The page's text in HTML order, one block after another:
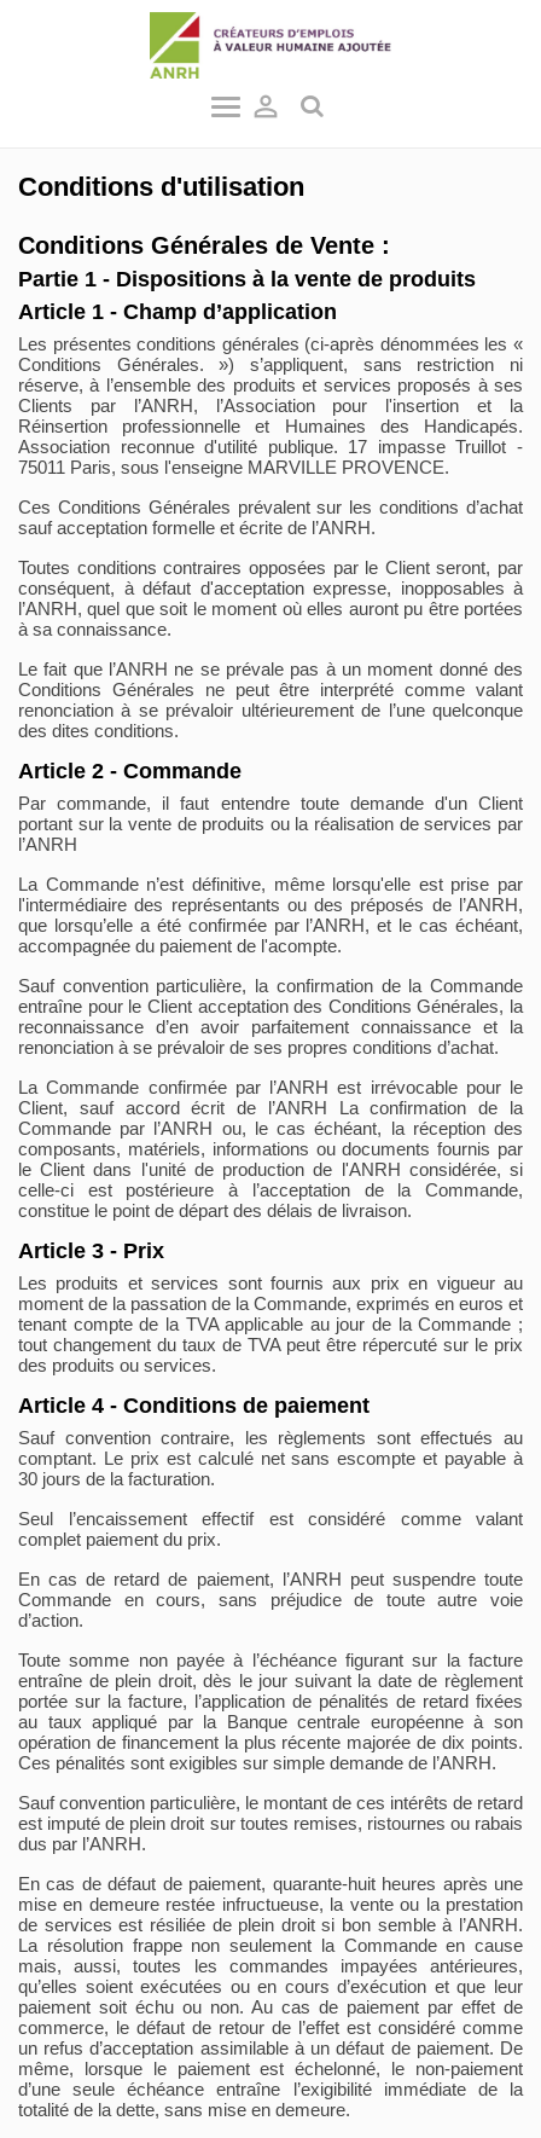

Conditions d'utilisation
Conditions Générales de Vente :
Partie 1 - Dispositions à la vente de produits
Article 1 - Champ d’application
Les présentes conditions générales (ci-après dénommées les «
Conditions Générales. ») s’appliquent, sans restriction ni
réserve, à l’ensemble des produits et services proposés à ses
Clients par l’ANRH, l’Association pour l'insertion et la
Réinsertion professionnelle et Humaines des Handicapés.
Association reconnue d'utilité publique. 17 impasse Truillot -
75011 Paris, sous l'enseigne MARVILLE PROVENCE.
Ces Conditions Générales prévalent sur les conditions d’achat
sauf acceptation formelle et écrite de l’ANRH.
Toutes conditions contraires opposées par le Client seront, par
conséquent, à défaut d'acceptation expresse, inopposables à
l’ANRH, quel que soit le moment où elles auront pu être portées
à sa connaissance.
Le fait que l’ANRH ne se prévale pas à un moment donné des
Conditions Générales ne peut être interprété comme valant
renonciation à se prévaloir ultérieurement de l’une quelconque
des dites conditions.
Article 2 - Commande
Par commande, il faut entendre toute demande d'un Client
portant sur la vente de produits ou la réalisation de services par
l’ANRH
La Commande n’est définitive, même lorsqu'elle est prise par
l'intermédiaire des représentants ou des préposés de l’ANRH,
que lorsqu’elle a été confirmée par l’ANRH, et le cas échéant,
accompagnée du paiement de l'acompte.
Sauf convention particulière, la confirmation de la Commande
entraîne pour le Client acceptation des Conditions Générales, la
reconnaissance d’en avoir parfaitement connaissance et la
renonciation à se prévaloir de ses propres conditions d’achat.
La Commande confirmée par l’ANRH est irrévocable pour le
Client, sauf accord écrit de l’ANRH La confirmation de la
Commande par l’ANRH ou, le cas échéant, la réception des
composants, matériels, informations ou documents fournis par
le Client dans l'unité de production de l'ANRH considérée, si
celle-ci est postérieure à l’acceptation de la Commande,
constitue le point de départ des délais de livraison.
Article 3 - Prix
Les produits et services sont fournis aux prix en vigueur au
moment de la passation de la Commande, exprimés en euros et
tenant compte de la TVA applicable au jour de la Commande ;
tout changement du taux de TVA peut être répercuté sur le prix
des produits ou services.
Article 4 - Conditions de paiement
Sauf convention contraire, les règlements sont effectués au
comptant. Le prix est calculé net sans escompte et payable à
30 jours de la facturation.
Seul l’encaissement effectif est considéré comme valant
complet paiement du prix.
En cas de retard de paiement, l’ANRH peut suspendre toute
Commande en cours, sans préjudice de toute autre voie
d’action.
Toute somme non payée à l’échéance figurant sur la facture
entraîne de plein droit, dès le jour suivant la date de règlement
portée sur la facture, l’application de pénalités de retard fixées
au taux appliqué par la Banque centrale européenne à son
opération de financement la plus récente majorée de dix points.
Ces pénalités sont exigibles sur simple demande de l’ANRH.
Sauf convention particulière, le montant de ces intérêts de retard
est imputé de plein droit sur toutes remises, ristournes ou rabais
dus par l’ANRH.
En cas de défaut de paiement, quarante-huit heures après une
mise en demeure restée infructueuse, la vente ou la prestation
de services est résiliée de plein droit si bon semble à l’ANRH.
La résolution frappe non seulement la Commande en cause
mais, aussi, toutes les commandes impayées antérieures,
qu’elles soient exécutées ou en cours d’exécution et que leur
paiement soit échu ou non. Au cas de paiement par effet de
commerce, le défaut de retour de l’effet est considéré comme
un refus d’acceptation assimilable à un défaut de paiement. De
même, lorsque le paiement est échelonné, le non-paiement
d’une seule échéance entraîne l’exigibilité immédiate de la
totalité de la dette, sans mise en demeure.